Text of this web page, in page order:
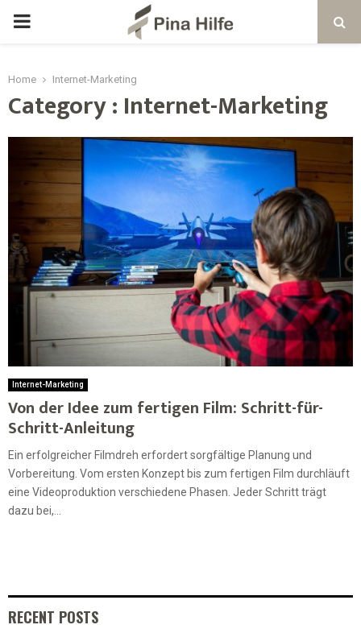
Home Internet-Marketing
Category : Internet-Marketing
Internet-Marketing
Von der Idee zum fertigen Film: Schritt-für-
Schritt-Anleitung
Ein erfolgreicher Filmdreh erfordert sorgfältige Planung und
Vorbereitung. Vom ersten Konzept bis zum fertigen Film durchläuft
eine Videoproduktion verschiedene Phasen. Jeder Schritt trägt
dazu bei,...
RECENT POSTS